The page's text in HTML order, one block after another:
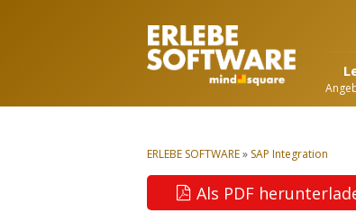
ERLEBE SOFTWARE» SAP Integration
Als PDF